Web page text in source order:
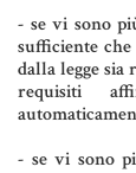
TARSU
- se vi sono
sufficiente
dalla legge sia
requisiti
- se vi sono